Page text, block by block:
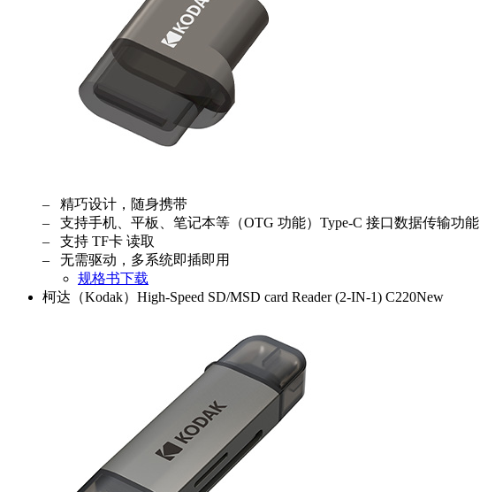
– 精巧设计，随身携带
– 支持手机、平板、笔记本等（OTG 功能）Type-C 接口数据传输功能
– 支持 TF卡 读取
– 无需驱动，多系统即插即用
规格书下载
柯达（Kodak）High-Speed SD/MSD card Reader (2-IN-1) C220New